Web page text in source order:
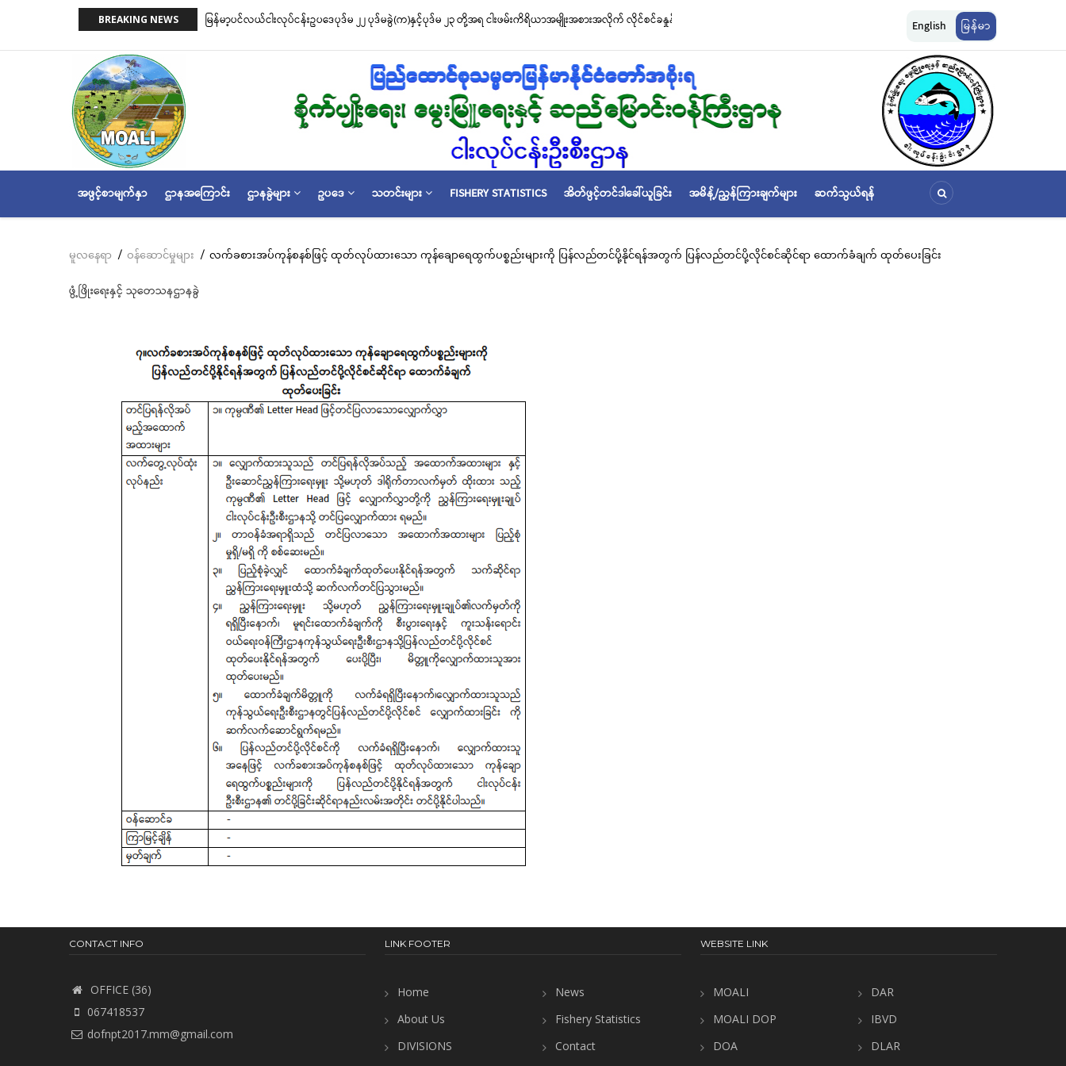
BREAKING NEWS
နှင့် ငါးမဖမ်းရဧရိယာ(Closed Area
မြန်မာ့ပင်လယ်ငါးလုပ်ငန်းဥပဒေပုဒ်မ ၂၂ ပုဒ်မခွဲ(က)နှင့်ပုဒ်မ ၂၃ တို့အရ ငါးဖမ်းကိရိယာအမျိုးအစားအလိုက် လိုင်စင်ခနှုန်းထားများကို အောက်ပါ
ငါးလုပ်ငန်းဦးစီးဌာနနှင့် FFI အကြား မြန်မာနိုင်ငံ ပင်လယ်နှင့် ရေ
ဆိုင်ရာ သဘောတူညီမှု မူဘောင်စာချုပ်” လက်မှတ်ရေးထိုး
English မြန်မာ
MAIN
NAVIGATION
အဖွင့်စာမျက်နှာ ဌာနအကြောင်း ဌာနခွဲများ ဥပဒေ သတင်းများ FISHERY STATISTICS အိတ်ဖွင့်တင်ဒါခေါ်ယူခြင်း အမိန့်/ညွှန်ကြားချက်များ ဆက်သွယ်ရန်
Breadcrumb
မူလနေရာ / ဝန်ဆောင်မှုများ / လက်ခစားအပ်ကုန်စနစ်ဖြင့် ထုတ်လုပ်ထားသော ကုန်ချောရေထွက်ပစ္စည်းများကို ပြန်လည်တင်ပို့နိုင်ရန်အတွက် ပြန်လည်တင်ပို့လိုင်စင်ဆိုင်ရာ ထောက်ခံချက် ထုတ်ပေးခြင်း
ဖွံ့ဖြိုးရေးနှင့် သုတေသနဌာနခွဲ
CONTACT INFO
OFFICE (36)
067418537
dofnpt2017.mm@gmail.com
LINK FOOTER
Home
About Us
DIVISIONS
News
Fishery Statistics
Contact
WEBSITE LINK
MOALI
MOALI DOP
DOA
DAR
IBVD
DLAR